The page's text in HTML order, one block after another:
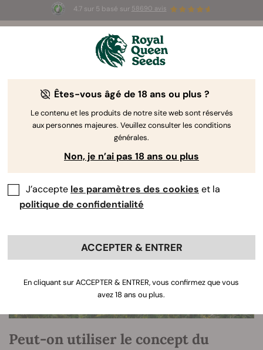
4.7 sur 5 basé sur 58690 avis
3 graines White Widow AutoGRATUITES pour les
The RQS Blog
Articles Cannabis Lifestyle
Peut-on utiliser le concept du
Êtes-vous âgé de 18 ans ou plus ?
Le contenu et les produits de notre site web sont réservés
aux personnes majeures. Veuillez consulter les conditions
générales.
Non, je n’ai pas 18 ans ou plus
J’accepte les paramètres des cookies et la
politique de confidentialité
ACCEPTER & ENTRER
En cliquant sur ACCEPTER & ENTRER, vous confirmez que vous
avez 18 ans ou plus.